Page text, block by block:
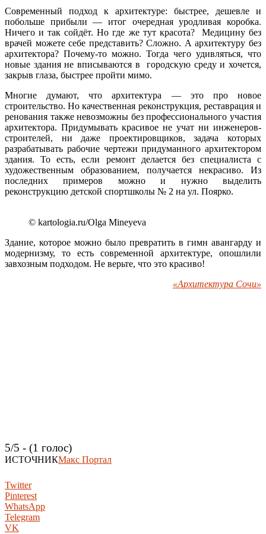
Современный подход к архитектуре: быстрее, дешевле и
побольше прибыли — итог очередная уродливая коробка.
Ничего и так сойдёт. Но где же тут красота? Медицину без
врачей можете себе представить? Сложно. А архитектуру без
архитектора? Почему-то можно. Тогда чего удивляться, что
новые здания не вписываются в городскую среду и хочется,
закрыв глаза, быстрее пройти мимо.
Многие думают, что архитектура — это про новое
строительство. Но качественная реконструкция, реставрация и
ренования также невозможны без профессионального участия
архитектора. Придумывать красивое не учат ни инженеров-
строителей, ни даже проектировщиков, задача которых
разрабатывать рабочие чертежи придуманного архитектором
здания. То есть, если ремонт делается без специалиста с
художественным образованием, получается некрасиво. Из
последних примеров можно и нужно выделить
реконструкцию детской спортшколы № 2 на ул. Поярко.
© kartologia.ru/Olga Mineyeva
Здание, которое можно было превратить в гимн авангарду и
модернизму, то есть современной архитектуре, опошлили
завхозным подходом. Не верьте, что это красиво!
«Архитектура Сочи»
5/5 - (1 голос)
ИСТОЧНИКМакс Портал
Twitter
Pinterest
WhatsApp
Telegram
VK